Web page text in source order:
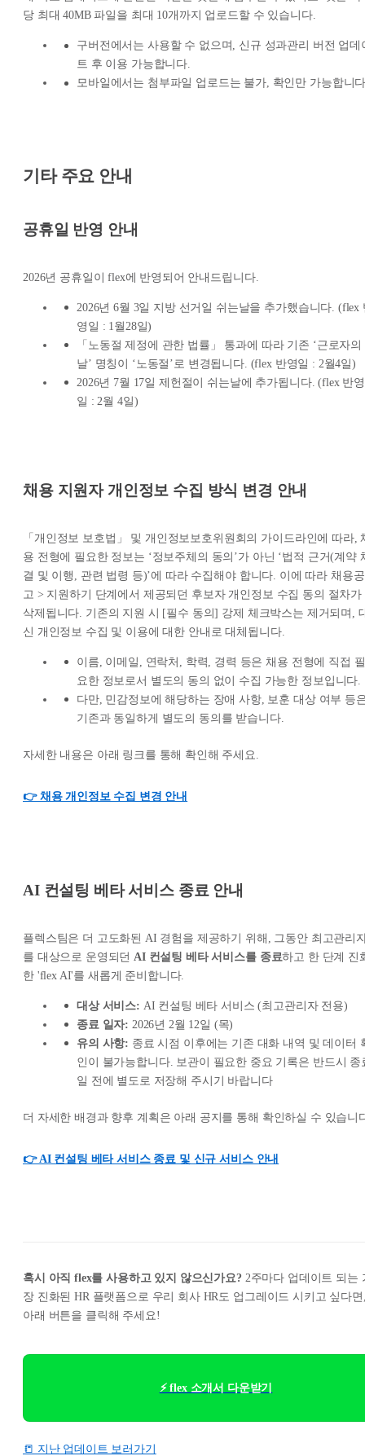
당 최대 40MB 파일을 최대 10개까지 업로드할 수 있습니다.
구버전에서는 사용할 수 없으며, 신규 성과관리 버전 업데
트 후 이용 가능합니다.
모바일에서는 첨부파일 업로드는 불가, 확인만 가능합니
기타 주요 안내
공휴일 반영 안내
2026년 공휴일이 flex에 반영되어 안내드립니다.
2026년 6월 3일 지방 선거일 쉬는날을 추가했습니다. (flex
영일 : 1월28일)
「노동절 제정에 관한 법률」 통과에 따라 기존 ‘근로자의
날’ 명칭이 ‘노동절’로 변경됩니다. (flex 반영일 : 2월4일)
2026년 7월 17일 제헌절이 쉬는날에 추가됩니다. (flex 반영
일 : 2월 4일)
채용 지원자 개인정보 수집 방식 변경 안내
「개인정보 보호법」 및 개인정보보호위원회의 가이드라인에 따라,
용 전형에 필요한 정보는 ‘정보주체의 동의’가 아닌 ‘법적 근거(계약
결 및 이행, 관련 법령 등)’에 따라 수집해야 합니다. 이에 따라 채용공
고 > 지원하기 단계에서 제공되던 후보자 개인정보 수집 동의 절차가
삭제됩니다. 기존의 지원 시 [필수 동의] 강제 체크박스는 제거되며,
신 개인정보 수집 및 이용에 대한 안내로 대체됩니다.
이름, 이메일, 연락처, 학력, 경력 등은 채용 전형에 직접 필
요한 정보로서 별도의 동의 없이 수집 가능한 정보입니다.
다만, 민감정보에 해당하는 장애 사항, 보훈 대상 여부 등
기존과 동일하게 별도의 동의를 받습니다.
자세한 내용은 아래 링크를 통해 확인해 주세요.
👉 채용 개인정보 수집 변경 안내
AI 컨설팅 베타 서비스 종료 안내
플렉스팀은 더 고도화된 AI 경험을 제공하기 위해, 그동안 최고관리
를 대상으로 운영되던 AI 컨설팅 베타 서비스를 종료하고 한 단계 진
한 'flex AI'를 새롭게 준비합니다.
대상 서비스: AI 컨설팅 베타 서비스 (최고관리자 전용)
종료 일자: 2026년 2월 12일 (목)
유의 사항: 종료 시점 이후에는 기존 대화 내역 및 데이터
인이 불가능합니다. 보관이 필요한 중요 기록은 반드시 종
일 전에 별도로 저장해 주시기 바랍니다
더 자세한 배경과 향후 계획은 아래 공지를 통해 확인하실 수 있습니
👉 AI 컨설팅 베타 서비스 종료 및 신규 서비스 안내
혹시 아직 flex를 사용하고 있지 않으신가요? 2주마다 업데이트 되는
장 진화된 HR 플랫폼으로 우리 회사 HR도 업그레이드 시키고 싶다
아래 버튼을 클릭해 주세요!
⚡ flex 소개서 다운받기
📒 지난 업데이트 보러가기